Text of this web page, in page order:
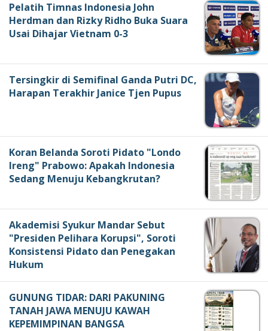
Pelatih Timnas Indonesia John
Herdman dan Rizky Ridho Buka Suara
Usai Dihajar Vietnam 0-3
Tersingkir di Semifinal Ganda Putri DC,
Harapan Terakhir Janice Tjen Pupus
Koran Belanda Soroti Pidato "Londo
Ireng" Prabowo: Apakah Indonesia
Sedang Menuju Kebangkrutan?
Akademisi Syukur Mandar Sebut
"Presiden Pelihara Korupsi", Soroti
Konsistensi Pidato dan Penegakan
Hukum
GUNUNG TIDAR: DARI PAKUNING
TANAH JAWA MENUJU KAWAH
KEPEMIMPINAN BANGSA